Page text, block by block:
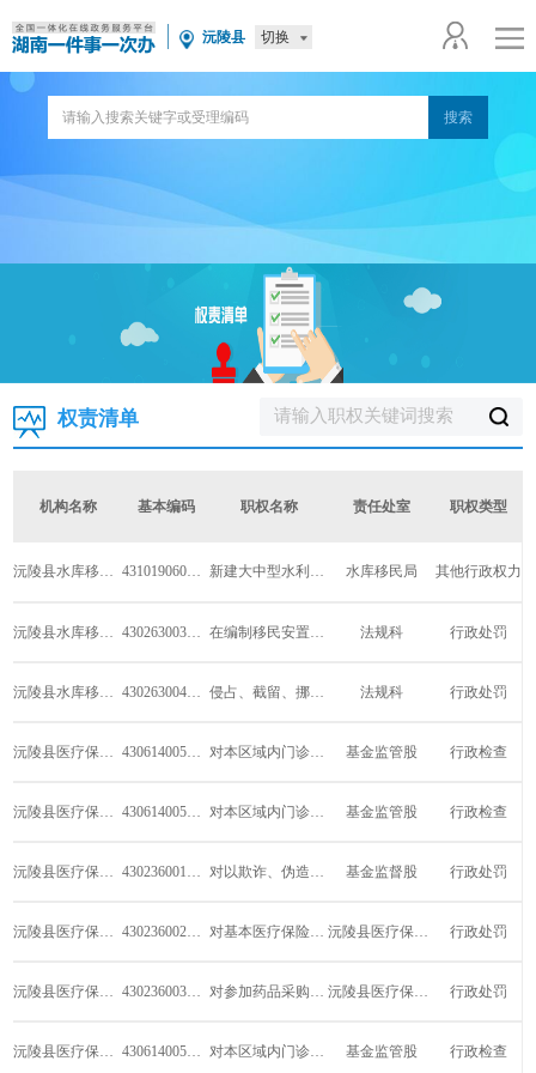
沅陵县 切换
权责清单
机构名称 基本编码 职权名称 责任处室 职权类型
沅陵县水库移民管理局 431019060W00 新建大中型水利水电工程移民安置验收 水库移民局 其他行政权力
沅陵县水库移民管理局 430263003W00 在编制移民安置规划大纲、移民安置规划、水... 法规科 行政处罚
沅陵县水库移民管理局 430263004W00 侵占、截留、挪用征地补偿和移民安置资金、... 法规科 行政处罚
沅陵县医疗保障局 430614005W02 对本区域内门诊定点医疗机构的监督检查（城... 基金监管股 行政检查
沅陵县医疗保障局 430614005W0Y 对本区域内门诊定点医疗机构的监督检查 基金监管股 行政检查
沅陵县医疗保障局 430236001W00 对以欺诈、伪造证明材料或者其他手段骗取基... 基金监督股 行政处罚
沅陵县医疗保障局 430236002W00 对基本医疗保险经办机构以及医疗机构、药品... 沅陵县医疗保障局 行政处罚
沅陵县医疗保障局 430236003W00 对参加药品采购投标的投标人的违法行为给予... 沅陵县医疗保障局 行政处罚
沅陵县医疗保障局 430614005W01 对本区域内门诊定点医疗机构的监督检查（城... 基金监管股 行政检查